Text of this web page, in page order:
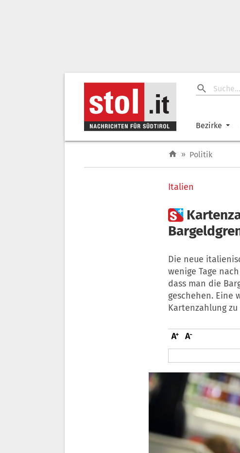
Bezirke
» Politik
Italien

Die neue
wenige Tage
dass man die
geschehen. Eine
Kartenzahlung